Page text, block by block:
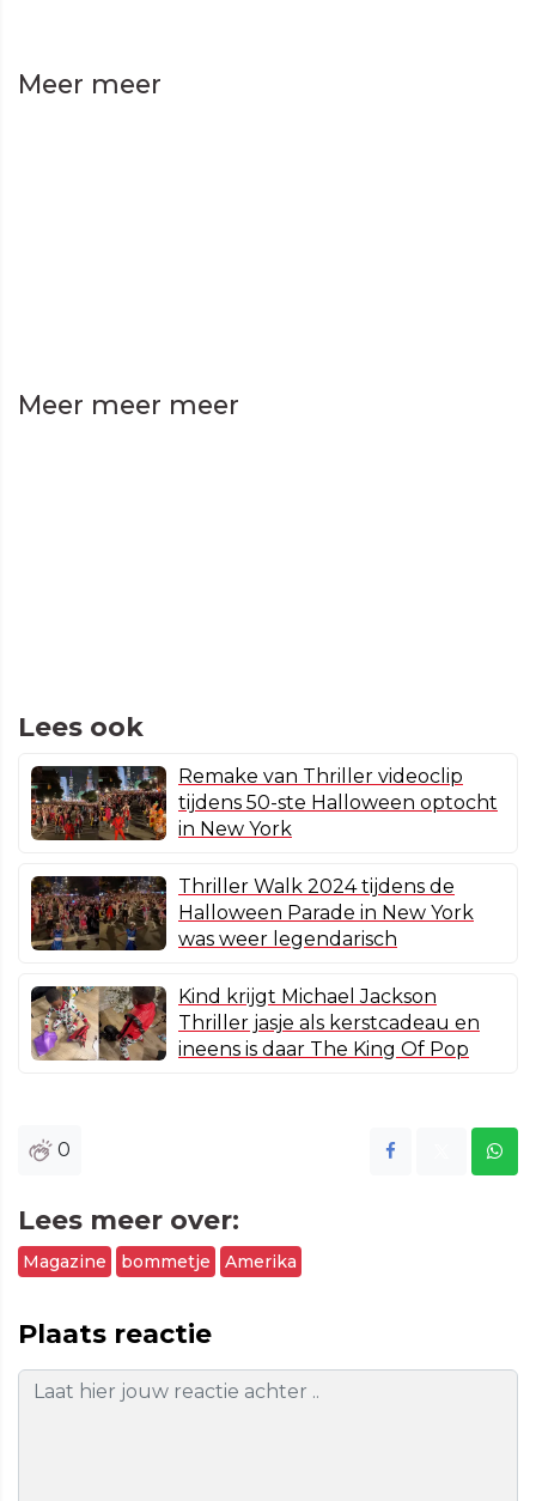
Meer meer
Meer meer meer
Lees ook
Remake van Thriller videoclip
tijdens 50-ste Halloween optocht
in New York
Thriller Walk 2024 tijdens de
Halloween Parade in New York
was weer legendarisch
Kind krijgt Michael Jackson
Thriller jasje als kerstcadeau en
ineens is daar The King Of Pop
0
Lees meer over:
Magazine bommetje Amerika
Plaats reactie